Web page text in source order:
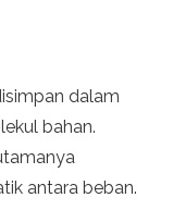
dalam
bahan.
antara beban.